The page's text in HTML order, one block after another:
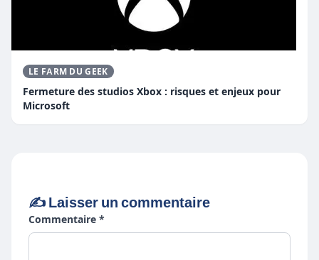
LE FARM DU GEEK
Fermeture des studios Xbox : risques et enjeux pour
Microsoft
✍️ Laisser un commentaire
Commentaire *